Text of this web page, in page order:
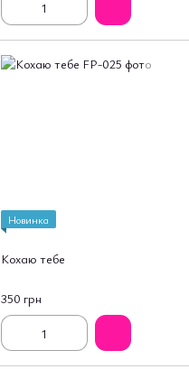
Новинка
Кохаю тебе
350 грн